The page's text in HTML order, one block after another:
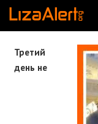
Третий
день не